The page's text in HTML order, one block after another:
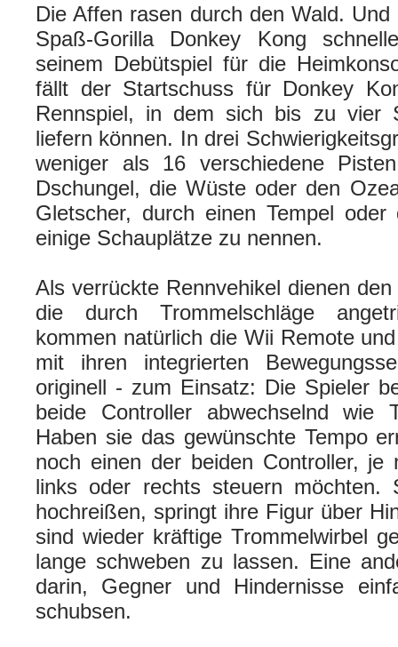
Die Affen rasen durch den Wald.
Spaß-Gorilla Donkey Kong
seinem Debütspiel für die
fällt der Startschuss für Donkey
Rennspiel, in dem sich bis zu vier
liefern können. In drei
weniger als 16 verschiedene
Dschungel, die Wüste oder den
Gletscher, durch einen Tempel
einige Schauplätze zu nennen.
Als verrückte Rennvehikel dienen
die durch Trommelschläge
kommen natürlich die Wii Remote
mit ihren integrierten
originell - zum Einsatz: Die Spieler
beide Controller abwechselnd wie
Haben sie das gewünschte Tempo
noch einen der beiden Controller,
links oder rechts steuern möchten.
hochreißen, springt ihre Figur über
sind wieder kräftige Trommelwirbel
lange schweben zu lassen. Eine
darin, Gegner und Hindernisse
schubsen.